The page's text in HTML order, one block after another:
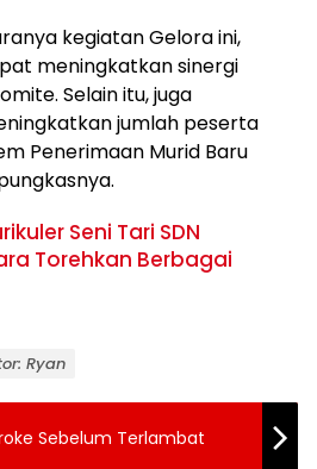
kegiatan Gelora ini,
meningkatkan sinergi
Selain itu, juga
jumlah peserta
Penerimaan Murid Baru
Seni Tari SDN
Torehkan Berbagai
Ryan
Sebelum Terlambat